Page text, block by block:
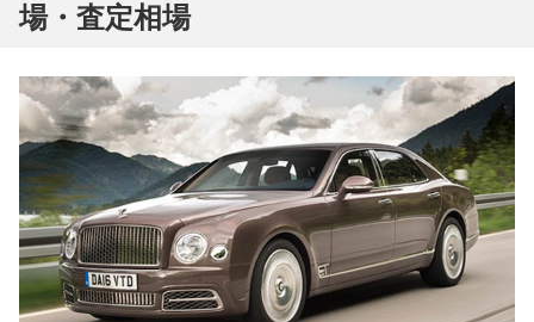
場・査定相場